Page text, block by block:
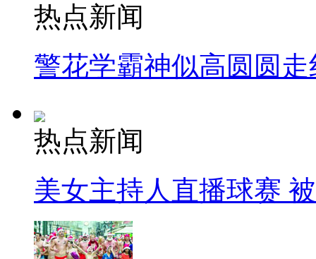
热点新闻
警花学霸神似高圆圆走
热点新闻
美女主持人直播球赛